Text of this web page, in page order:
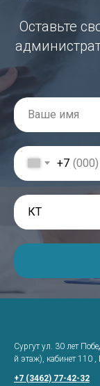
Оставьте
+7
Сургут ул. 30 лет
й этаж), кабинет 110 ,
+7 (3462) 77-42-32